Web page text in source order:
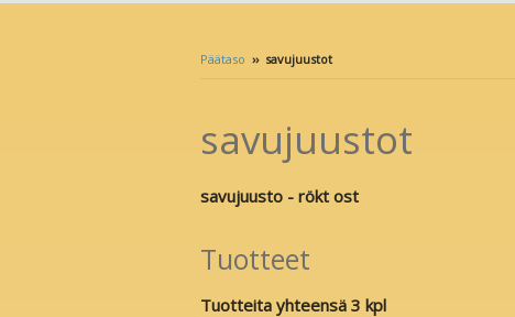
Päätaso ›› savujuustot
savujuustot
savujuusto - rökt ost
Tuotteet
Tuotteita yhteensä 3 kpl